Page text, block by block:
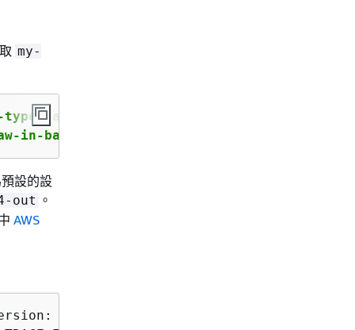
my-
type Tail \
base64-out | base64 --decode
設的設
out 。
AWS
$LATEST